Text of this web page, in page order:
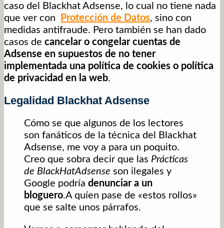
caso del Blackhat Adsense, lo cual no tiene nada
que ver con
Protección de Datos, sino con
medidas antifraude. Pero también se han dado
casos de cancelar o congelar cuentas de
Adsense en supuestos de no tener
implementada una política de cookies o política
de privacidad en la web.
Legalidad Blackhat Adsense
Cómo se que algunos de los lectores
son fanáticos de la técnica del Blackhat
Adsense, me voy a para un poquito.
Creo que sobra decir que las Prácticas
de BlackHatAdsense son ilegales y
Google podría denunciar a un
bloguero.A quíen pase de «estos rollos»
que se salte unos párrafos.